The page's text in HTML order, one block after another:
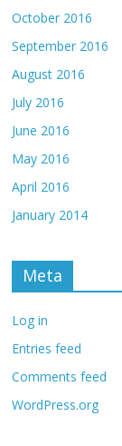
October 2016
September 2016
August 2016
July 2016
June 2016
May 2016
April 2016
January 2014
Meta
Log in
Entries feed
Comments feed
WordPress.org